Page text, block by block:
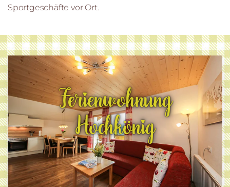
Sportgeschäfte vor Ort.
Ferienwohnung
Hochkönig